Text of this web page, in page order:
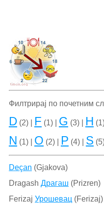
Филтрирај по почетним
D(2) | F (1) | G (3) | H
N (1) | O (2) | P (4) | S
Deçan (Gjakova)
Dragash Драгаш (Prizren)
Ferizaj Урошевац (Ferizaj)